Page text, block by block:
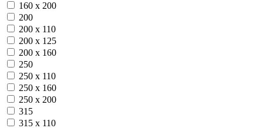
160 х 200
200
200 х 110
200 х 125
200 х 160
250
250 х 110
250 х 160
250 х 200
315
315 х 110